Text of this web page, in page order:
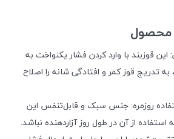
محصول
قوزبند با وارد کردن فشار یکنواخت به
تدریج قوز کمر و افتادگی شانه را اصلاح
روزمره: جنس سبک و قابل‌تنفس این
از آن در طول روز آزاردهنده نباشد.